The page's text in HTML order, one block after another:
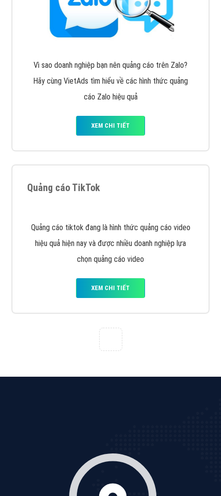
VietAds với đội ngũ chuyên viên tư ấn am hiểu về
chiến dịch quảng cáo Youtube sẽ tư vấn bạn giải pháp
tối ưu, hiệu quả nhất
XEM CHI TIẾT
Thiết kế Website
Tìm công ty thiết kế website uy tín, chuyên nghiệp tại
thiệu công ty thiết kế Viet
XEM CHI TIẾT
Quảng cáo Cốc Cốc